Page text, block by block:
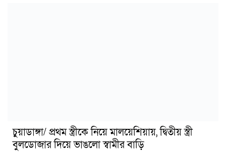
চুয়াডাঙ্গা/ প্রথম স্ত্রীকে নিয়ে মালয়েশিয়ায়, দ্বিতীয় স্ত্রী
বুলডোজার দিয়ে ভাঙলো স্বামীর বাড়ি